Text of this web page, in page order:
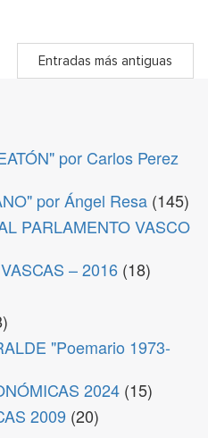
Entradas más antiguas
por Carlos Perez
por Ángel Resa (145)
PARLAMENTO VASCO
– 2016 (18)
"Poemario 1973-
2024 (15)
2009 (20)